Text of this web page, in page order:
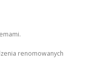
renomowanych